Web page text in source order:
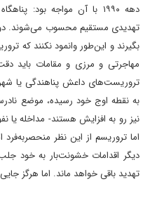
دهه ۱۹۹۰ با آن مواجه بود:
تهدیدی مستقیم محسوب می‌شوند.
بگیرند و این‌طور وانمود نکنند که
مهاجرتی و مرزی و مقامات باید
تروریست‌های داعش پناهندگی یا
به نقطه اوج خود رسیده، موضع
نیز رو به افزایش هستند- مداخله
اما تروریسم از این نظر
دیگر اقدامات خشونت‌بار به خود
تهدید باقی خواهد ماند. اما هرگز